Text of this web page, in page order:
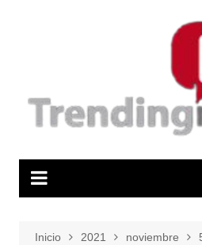
Inicio 2021 noviembre